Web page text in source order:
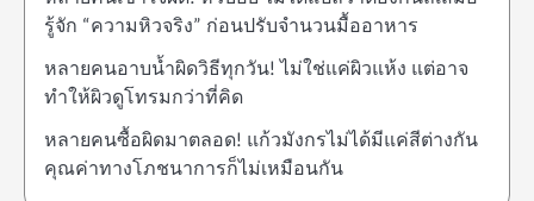
รู้จัก “ความหิวจริง” ก่อนปรับจำนวนมื้ออาหาร
หลายคนอาบน้ำผิดวิธีทุกวัน! ไม่ใช่แค่ผิวแห้ง แต่อาจ
ทำให้ผิวดูโทรมกว่าที่คิด
หลายคนซื้อผิดมาตลอด! แก้วมังกรไม่ได้มีแค่สีต่างกัน
คุณค่าทางโภชนาการก็ไม่เหมือนกัน